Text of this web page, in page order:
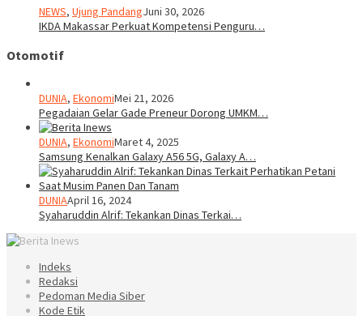
NEWS, Ujung PandangJuni 30, 2026
IKDA Makassar Perkuat Kompetensi Penguru…
Otomotif
DUNIA, EkonomiMei 21, 2026
Pegadaian Gelar Gade Preneur Dorong UMKM…
DUNIA, EkonomiMaret 4, 2025
Samsung Kenalkan Galaxy A56 5G, Galaxy A…
DUNIAApril 16, 2024
Syaharuddin Alrif: Tekankan Dinas Terkai…
Indeks
Redaksi
Pedoman Media Siber
Kode Etik